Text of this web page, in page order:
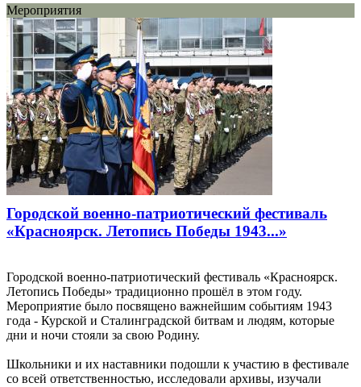
Мероприятия
Городской военно-патриотический фестиваль
«Красноярск. Летопись Победы 1943...»
Городской военно-патриотический фестиваль «Красноярск.
Летопись Победы» традиционно прошёл в этом году.
Мероприятие было посвящено важнейшим событиям 1943
года - Курской и Сталинградской битвам и людям, которые
дни и ночи стояли за свою Родину.
Школьники и их наставники подошли к участию в фестивале
со всей ответственностью, исследовали архивы, изучали